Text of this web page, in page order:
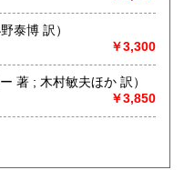
; 小野泰博 訳）
￥3,300
ンボー 著 ; 木村敏夫ほか 訳）
￥3,850